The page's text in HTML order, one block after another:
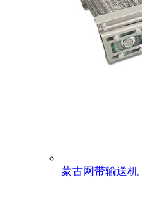
蒙古网带输送机